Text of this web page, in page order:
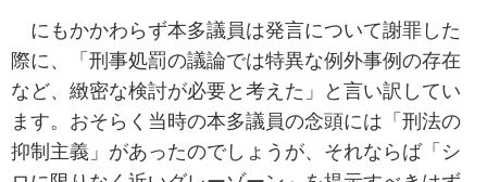
にもかかわらず本多議員は発言について謝罪した
際に、「刑事処罰の議論では特異な例外事例の存在
など、緻密な検討が必要と考えた」と言い訳してい
ます。おそらく当時の本多議員の念頭には「刑法の
抑制主義」があったのでしょうが、それならば「シ